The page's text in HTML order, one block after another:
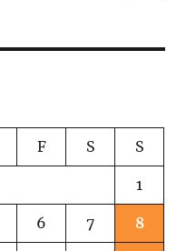
F S S
1
6 7 8